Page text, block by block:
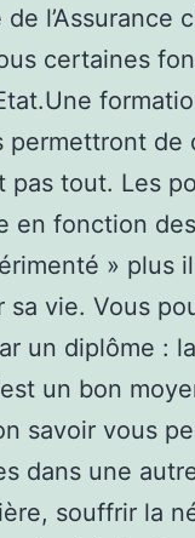
l’Assurance
certaines
de
pas tout. Les
en fonction
» plus
vie. Vous
un diplôme :
un bon
savoir vous
dans une
souffrir la